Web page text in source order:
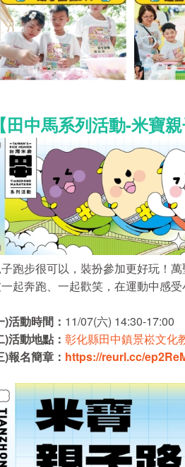
田中馬系列活動-米寶親
跑步很可以，裝扮參加更好玩！
起奔跑、一起歡笑，在運動中感
)活動時間： 11/07(六) 14:30-17:00
)活動地點： 彰化縣田中鎮景崧文化
)報名簡章： https://reurl.cc/